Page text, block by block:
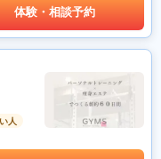
体験・相談予約
人